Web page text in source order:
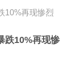
跌10%再现惨